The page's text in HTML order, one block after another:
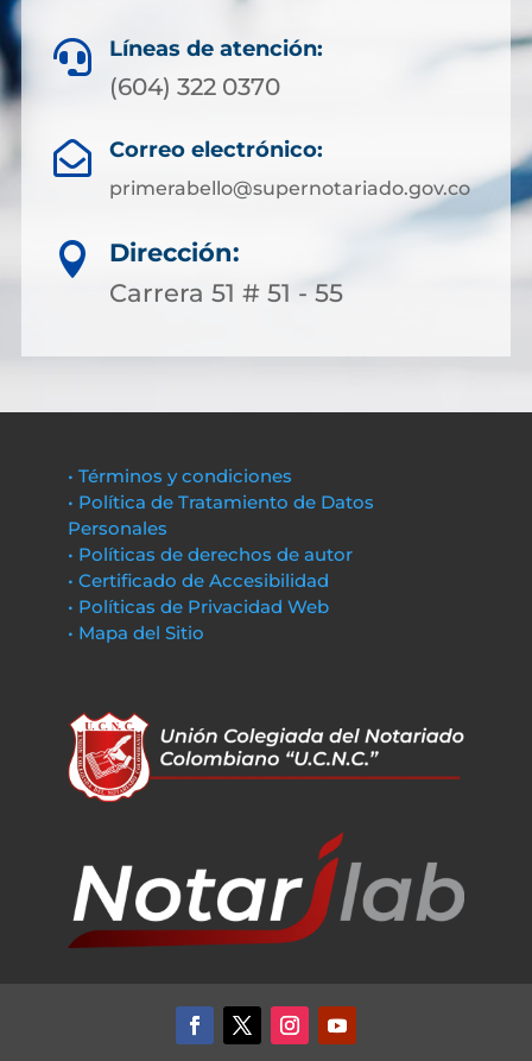
 Líneas de atención:
(604) 322 0370
 Correo electrónico:
primerabello@supernotariado.gov.co

Dirección:
Carrera 51 # 51 - 55
• Términos y condiciones
• Política de Tratamiento de Datos
Personales
• Políticas de derechos de autor
• Certificado de Accesibilidad
• Políticas de Privacidad Web
• Mapa del Sitio